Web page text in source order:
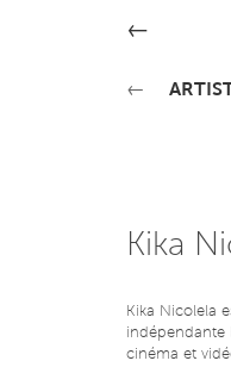
←
←
Kika
Kika Nicolela
indépendante
cinéma et